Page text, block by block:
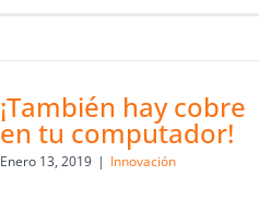
¡También hay cobre
en tu computador!
Enero 13, 2019 | Innovación